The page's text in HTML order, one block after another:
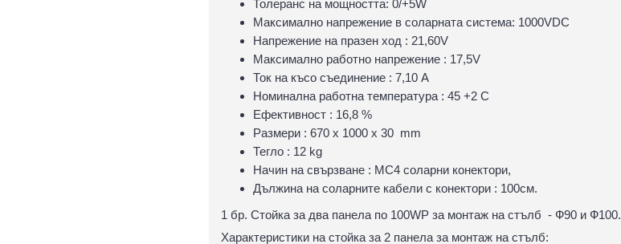
Толеранс на мощността: 0/+5W
Максимално напрежение в соларната система: 1000VDC
Напрежение на празен ход : 21,60V
Максимално работно напрежение : 17,5V
Ток на късо съединение : 7,10 А
Номинална работна температура : 45 +2 С
Ефективност : 16,8 %
Размери : 670 x 1000 x 30 mm
Тегло : 12 kg
Начин на свързване : МС4 соларни конектори,
Дължина на соларните кабели с конектори : 100см.
1 бр. Стойка за два панела по 100WP за монтаж на стълб - Ф90 и Ф100.
Характеристики на стойка за 2 панела за монтаж на стълб: